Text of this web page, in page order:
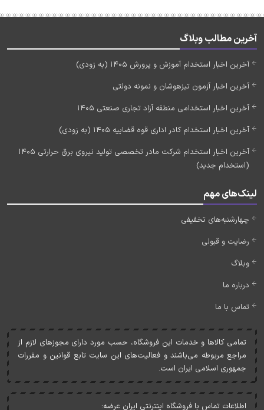
آخرین مطالب وبلاگ
آخرین اخبار استخدام آموزش و پرورش 1405 (به زودی)
آخرین اخبار آزمون تیزهوشان و نمونه دولتی
آخرین اخبار استخدامی منطقه آزاد تجاری صنعتی 1405
آخرین اخبار استخدام کادر اداری قوه قضاییه 1405 (به زودی)
آخرین اخبار استخدام شرکت مادر تخصصی تولید نیروی برق حرارتی 1405
(استخدام جدید)
لینک‌های مهم
چهارشنبه‌های تخفیفی
رضایت و قبولی
وبلاگ
درباره ما
تماس با ما
تمامی کالاها و خدمات اين فروشگاه، حسب مورد دارای مجوزهای لازم از
مراجع مربوطه می‌باشند و فعاليت‌های اين سايت تابع قوانين و مقررات
جمهوری اسلامی ايران است.
اطلاعات تماس با فروشگاه اینترنتی ایران عرضه: